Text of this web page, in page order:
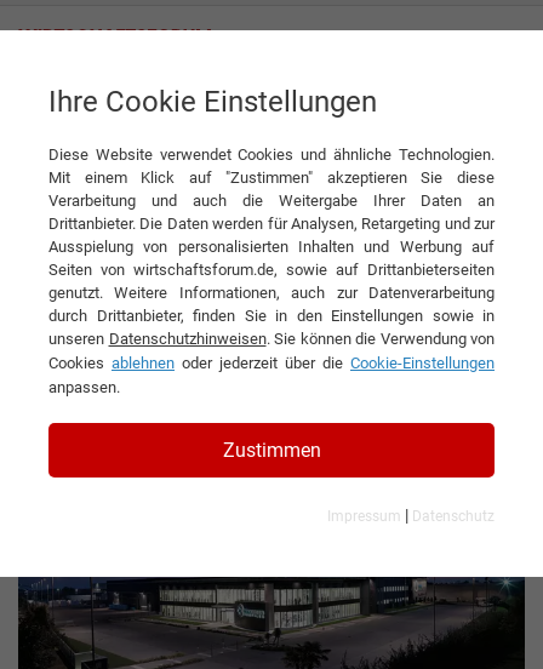
Progress Profiles S.p.A. Profil als globaler Top-Player
Interview Progress Profiles S.p.A.
DIESEN ARTIKEL EMPFEHLEN
Profil als globaler Top-Player
Interview mit Dennis Bordin, Präsident und
CEO der Progress Profiles S.p.A.
Ihre Cookie Einstellungen
Diese Website verwendet Cookies und ähnliche Technologien.
Mit einem Klick auf "Zustimmen" akzeptieren Sie diese
Verarbeitung und auch die Weitergabe Ihrer Daten an
Drittanbieter. Die Daten werden für Analysen, Retargeting und zur
Ausspielung von personalisierten Inhalten und Werbung auf
Seiten von wirtschaftsforum.de, sowie auf Drittanbieterseiten
genutzt. Weitere Informationen, auch zur Datenverarbeitung
durch Drittanbieter, finden Sie in den Einstellungen sowie in
unseren Datenschutzhinweisen. Sie können die Verwendung von
Cookies ablehnen oder jederzeit über die Cookie-Einstellungen
anpassen.
Zustimmen
Impressum | Datenschutz